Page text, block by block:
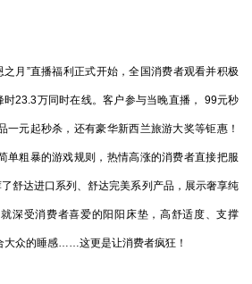
月”直播福利正式开始，全国消费者观看并积极
23.3万同时在线。客户参与当晚直播， 99元秒
一元起秒杀，还有豪华新西兰旅游大奖等钜惠！
单粗暴的游戏规则，热情高涨的消费者直接把服
舒达进口系列、舒达完美系列产品，展示奢享纯
深受消费者喜爱的阳阳床垫，高舒适度、支撑
大众的睡感……这更是让消费者疯狂！